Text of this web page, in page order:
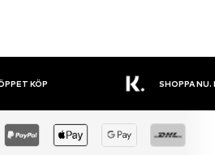
KÖP SHOPPA NU.